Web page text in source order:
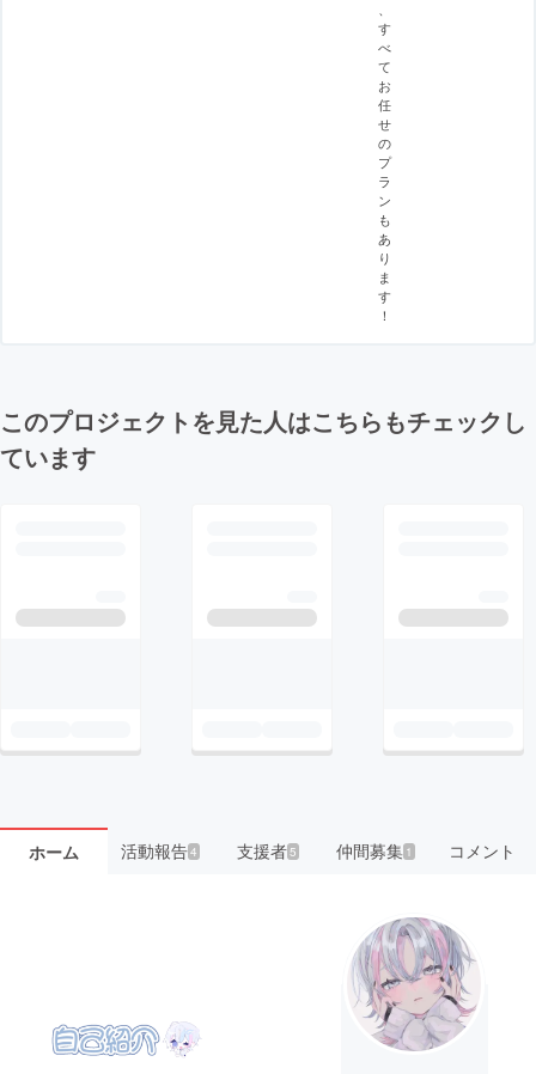
す
べ
て
お
任
せ
の
プ
ラ
ン
も
あ
り
ま
す
！
このプロジェクトを見た人はこちらもチェックし
ています
ホーム 活動報告4 支援者5 仲間募集 1 コメント